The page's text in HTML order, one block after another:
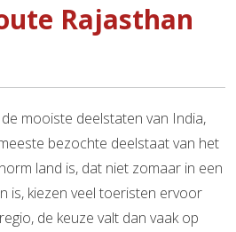
Rajasthan
mooiste deelstaten van India,
bezochte deelstaat van het
land is, dat niet zomaar in een
is, kiezen veel toeristen ervoor
de keuze valt dan vaak op